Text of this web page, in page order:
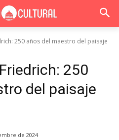
250 años del maestro del paisaje
250
del paisaje
de 2024